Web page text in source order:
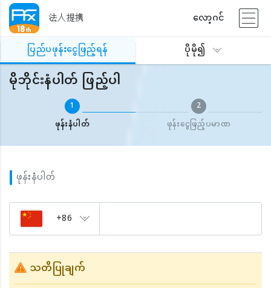
法人提携
လော့ဂင်
ပြည်ပဖုန်းငွေဖြည့်ရန်
ပိုမို၍
ပြည်ပဖုန်းငွေဖြည့်ရန် မိုဘိုင်းနံပါတ် ဖြည့်ပါ
မိုဘိုင်းနံပါတ် ဖြည့်ပါ
1
ဖုန်းနံပါတ်
2
ဖုန်းငွေဖြည့်ပမာဏ
ဖုန်းနံပါတ်
+86
သတိပြုချက်